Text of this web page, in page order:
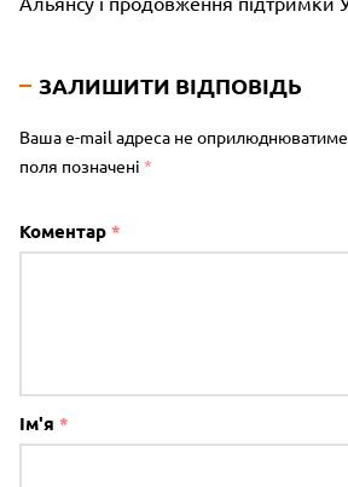
ЗАЛИШИТИ ВІДПОВІДЬ
Ваша e-mail адреса не
поля позначені *
Коментар *
Ім'я *